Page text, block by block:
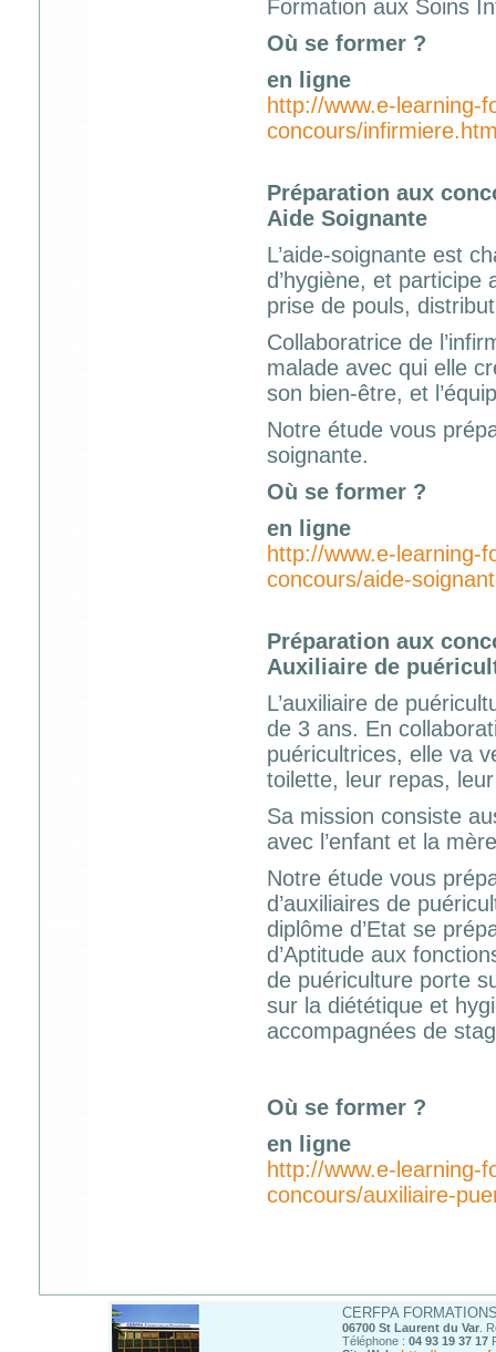
Formation aux Soins
Où se former ?
en ligne
http://www.e-learning-
concours/
Préparation aux
Aide Soignante
L’aide-soignante est
d’hygiène, et
prise de pouls,
Collaboratrice de
malade avec qui elle
son bien-être, et
Notre étude vous
soignante.
Où se former ?
en ligne
http://www.e-learning-
concours/aide-
Préparation aux
Auxiliaire de
L’auxiliaire de
de 3 ans. En
puéricultrices, elle va
toilette, leur repas,
Sa mission consiste
avec l’enfant et la
Notre étude vous
d’auxiliaires de
diplôme d’Etat se
d’Aptitude aux
de puériculture porte
sur la diététique et
accompagnées de
Où se former ?
en ligne
http://www.e-learning-
concours/auxiliaire-
CERFPA
06700 St Laurent du Var .
Téléphone : 04 93 19 37 17